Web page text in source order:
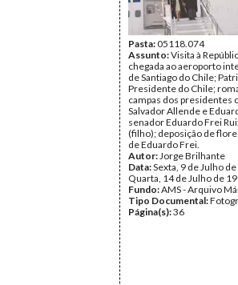
Pasta:05118.074
Assunto:Visita à
chegada ao aeroporto
de Santiago do Chile;
Presidente do Chile;
campas dos presidentes
Salvador Allende e
senador Eduardo Frei
(filho); deposição de
de Eduardo Frei.
Autor:Jorge Brilhante
Data:Sexta, 9 de Julho
Quarta, 14 de Julho de
Fundo:AMS - Arquivo
Tipo Documental:
Página(s):36